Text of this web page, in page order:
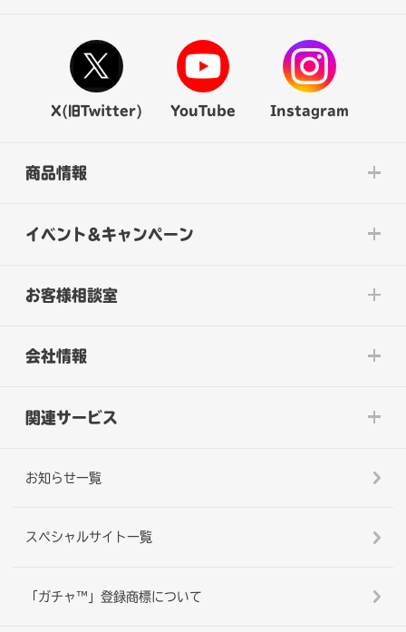
X(旧Twitter) YouTube Instagram
商品情報
イベント&キャンペーン
お客様相談室
会社情報
関連サービス
お知らせ一覧
スペシャルサイト一覧
「ガチャ™」登録商標について